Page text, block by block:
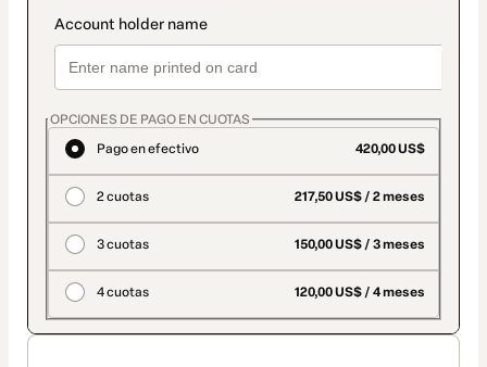
OPCIONES DE PAGO EN CUOTAS
Pago en efectivo
420,00 US$
2 cuotas 217,50 US$ / 2 meses
3 cuotas 150,00 US$ / 3 meses
4 cuotas 120,00 US$ / 4 meses